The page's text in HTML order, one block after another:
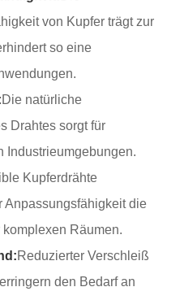
von Kupfer trägt zur
so eine
Die natürliche
Drahtes sorgt für
Industrieumgebungen.
Kupferdrähte
Anpassungsfähigkeit die
Räumen.
Reduzierter Verschleiß
den Bedarf an